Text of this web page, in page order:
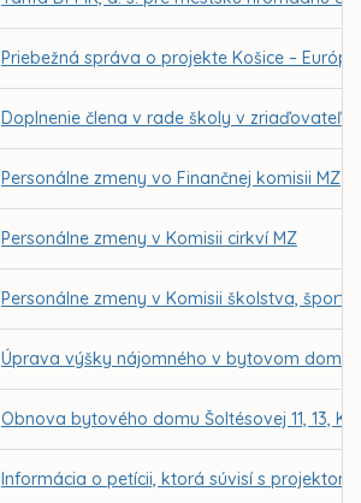
Priebežná správa o projekte Košice –
Doplnenie člena v rade školy v
Personálne zmeny vo Finančnej komisii MZ
Personálne zmeny v Komisii cirkví MZ
Personálne zmeny v Komisii školstva,
Úprava výšky nájomného v bytovom dome
Obnova bytového domu Šoltésovej 11, 13,
Informácia o petícii, ktorá súvisí s